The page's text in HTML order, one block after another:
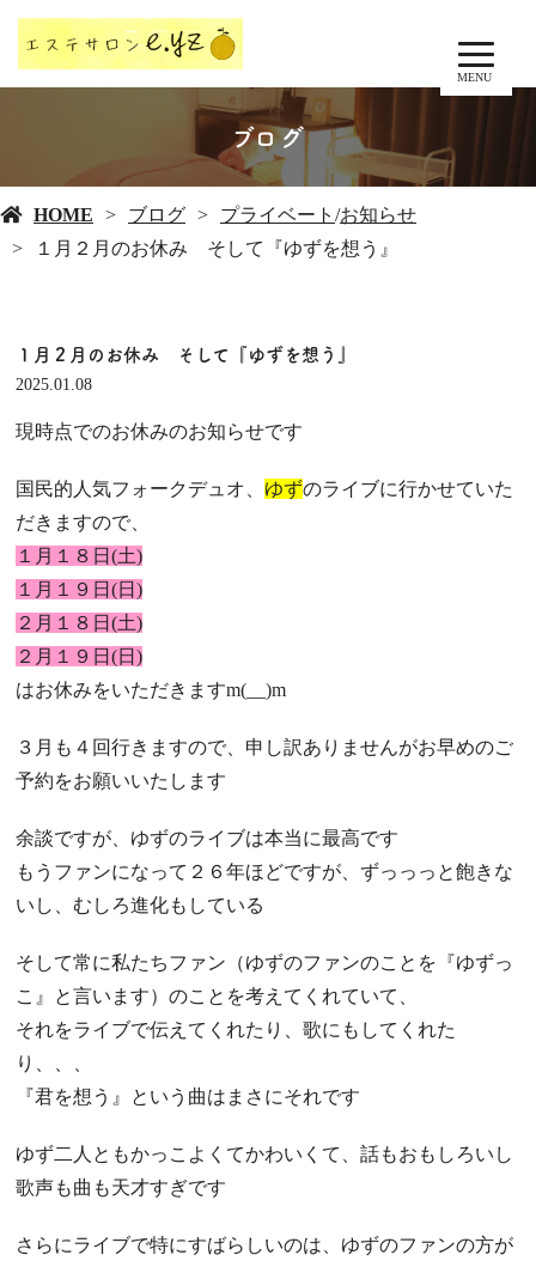
MENU
ブログ
HOME ブログ プライベート /お知らせ
１月２月のお休み そして『ゆずを想う』
１月２月のお休み そして『ゆずを想う』
2025.01.08
現時点でのお休みのお知らせです
国民的人気フォークデュオ、 ゆずのライブに行かせていた
だきますので、
１月１８日(土)
１月１９日(日)
２月１８日(土)
２月１９日(日)
はお休みをいただきますm(__)m
３月も４回行きますので、申し訳ありませんがお早めのご
予約をお願いいたします
余談ですが、ゆずのライブは本当に最高です
もうファンになって２６年ほどですが、ずっっっと飽きな
いし、むしろ進化もしている
そして常に私たちファン（ゆずのファンのことを『ゆずっ
こ』と言います）のことを考えてくれていて、
それをライブで伝えてくれたり、歌にもしてくれた
り、、、
『君を想う』という曲はまさにそれです
ゆず二人ともかっこよくてかわいくて、話もおもしろいし
歌声も曲も天才すぎです
さらにライブで特にすばらしいのは、ゆずのファンの方が